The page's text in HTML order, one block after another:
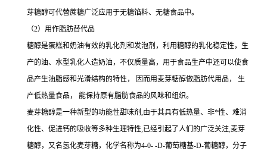
芽糖醇可代替蔗糖广泛应用于无糖馅料、无糖食品中。
（2）用作脂肪替代品
糖醇是蛋糕和奶油有效的乳化剂和发泡剂，利用糖醇的乳化稳定性，生
产的油、水型乳化人造奶油，不仅质量高，用于食品生产中还可以使食
品产生油脂感和光滑结构的特性， 因而用麦芽糖醇做脂肪代用品， 生
产低热量食品， 能保持原有脂肪食品的风味和组织。
麦芽糖醇是一种新型的功能性甜味剂,由于其具有低热量、非*性、难消
化性、促进钙的吸收等多种生理特性,已经引起了人们的广泛关注,麦芽
糖醇，又名氢化麦芽糖，化学名称为4-0- -D-葡萄糖基-D-葡糖醇，分子